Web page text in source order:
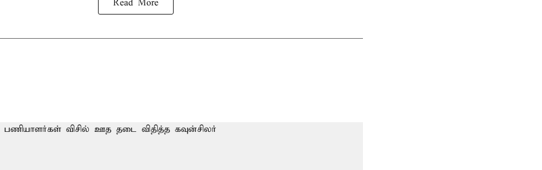
Read More